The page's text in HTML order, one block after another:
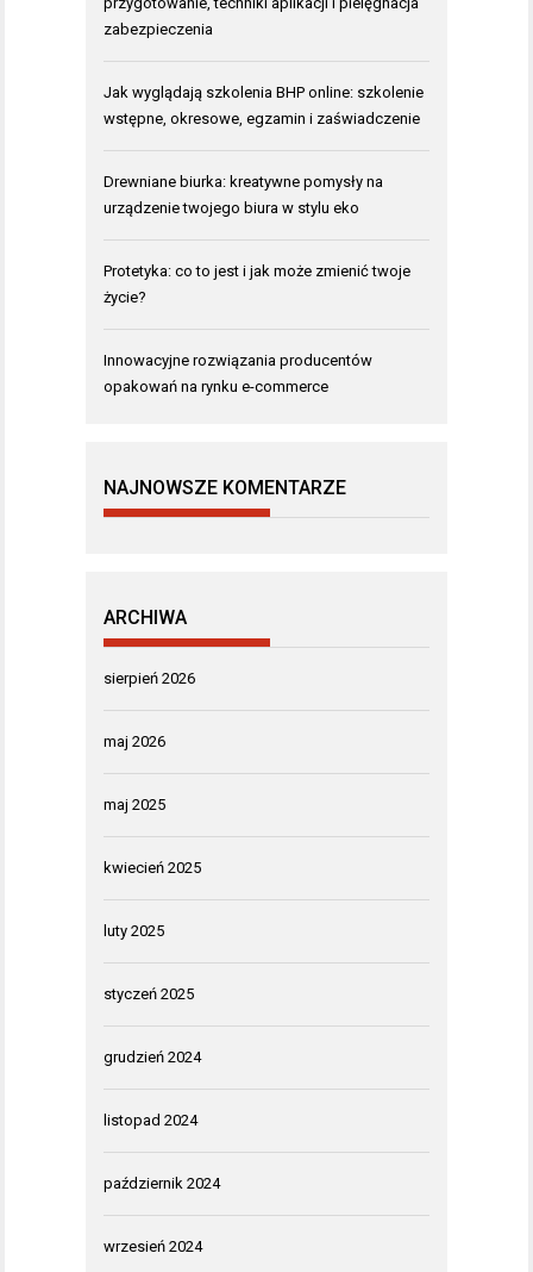
zabezpieczenia
Jak wyglądają szkolenia BHP online: szkolenie
wstępne, okresowe, egzamin i zaświadczenie
Drewniane biurka: kreatywne pomysły na
urządzenie twojego biura w stylu eko
Protetyka: co to jest i jak może zmienić twoje
życie?
Innowacyjne rozwiązania producentów
opakowań na rynku e-commerce
NAJNOWSZE KOMENTARZE
ARCHIWA
sierpień 2026
maj 2026
maj 2025
kwiecień 2025
luty 2025
styczeń 2025
grudzień 2024
listopad 2024
październik 2024
wrzesień 2024